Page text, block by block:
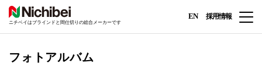
ニチベイはブラインドと間仕切りの総合メーカーです
EN 採用情報
フォトアルバム